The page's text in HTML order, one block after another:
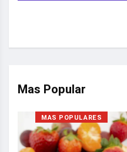
Mas Popular
MAS POPULARES